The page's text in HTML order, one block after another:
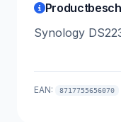
Synology
EAN: 8717755656070